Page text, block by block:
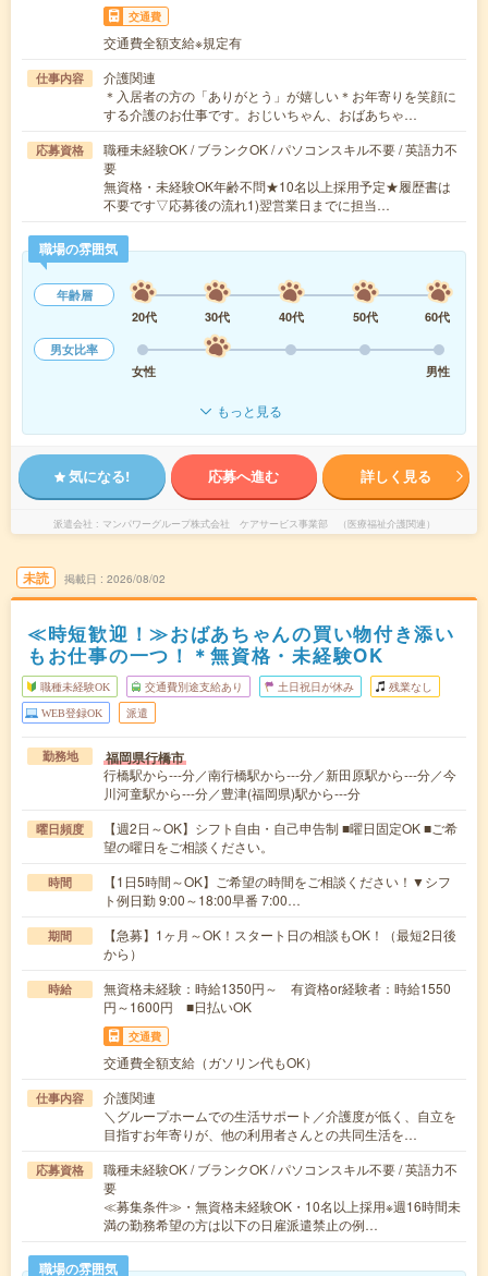
交通費
交通費全額支給※規定有
仕事内容
介護関連
＊入居者の方の「ありがとう」が嬉しい＊お年寄りを笑顔に
する介護のお仕事です。おじいちゃん、おばあちゃ…
応募資格
職種未経験OK / ブランクOK / パソコンスキル不要 / 英語力不
要
無資格・未経験OK年齢不問★10名以上採用予定★履歴書は
不要です▽応募後の流れ1)翌営業日までに担当…
職場の雰囲気
年齢層
20代
30代 40代 50代
60代
男女比率
女性
男性
もっと見る
気になる! 応募へ進む 詳しく見る
派遣会社 マンパワーグループ株式会社 ケアサービス事業部 （医療福祉介護関連）
未読 掲載日 2026/08/02
≪時短歓迎！≫おばあちゃんの買い物付き添い
もお仕事の一つ！＊無資格・未経験OK
職種未経験OK 交通費別途支給あり 土日祝日が休み 残業なし
WEB登録OK 派遣
勤務地 福岡県行橋市
行橋駅から---分／南行橋駅から---分／新田原駅から---分／今
川河童駅から---分／豊津(福岡県)駅から---分
曜日頻度
【週2日～OK】シフト自由・自己申告制 ■曜日固定OK ■ご希
望の曜日をご相談ください。
時間
【1日5時間～OK】ご希望の時間をご相談ください！▼シフ
ト例日勤 9:00～18:00早番 7:00…
期間
【急募】1ヶ月～OK！スタート日の相談もOK！（最短2日後
から）
時給
無資格未経験：時給1350円～ 有資格or経験者：時給1550
円～1600円 ■日払いOK
交通費
交通費全額支給（ガソリン代もOK）
仕事内容
介護関連
＼グループホームでの生活サポート／介護度が低く、自立を
目指すお年寄りが、他の利用者さんとの共同生活を…
応募資格
職種未経験OK / ブランクOK / パソコンスキル不要 / 英語力不
要
≪募集条件≫・無資格未経験OK・10名以上採用※週16時間未
満の勤務希望の方は以下の日雇派遣禁止の例…
職場の雰囲気